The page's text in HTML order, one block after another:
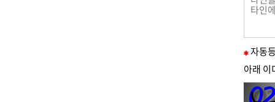
필
수
입
력
자동
아래 이